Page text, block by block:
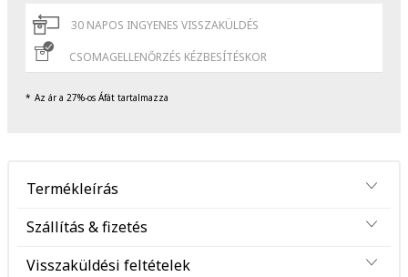
30 NAPOS INGYENES VISSZAKÜLDÉS
CSOMAGELLENŐRZÉS KÉZBESÍTÉSKOR
Az ár a 27%-os Áfát tartalmazza
Termékleírás
Szállítás & fizetés
Visszaküldési feltételek